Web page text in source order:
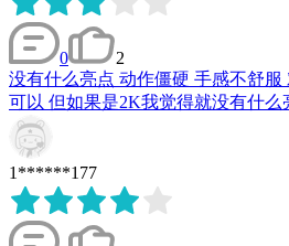
0
2
没有什么亮点 动作僵硬 手感不舒
可以 但如果是2K我觉得就没有什
1******177